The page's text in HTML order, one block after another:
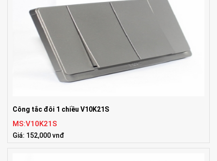
Công tắc đôi 1 chiều V10K21S
MS:V10K21S
Giá: 152,000 vnđ